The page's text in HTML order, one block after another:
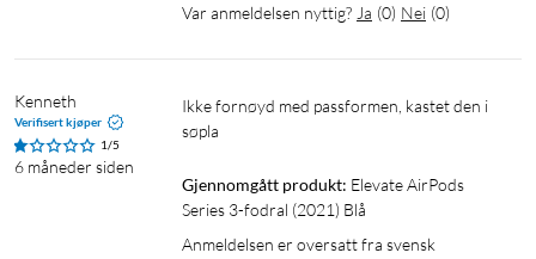
Var anmeldelsen nyttig? Ja (0) Nei (0)
Kenneth
Verifisert kjøper
1/5
6 måneder siden
Ikke fornøyd med passformen, kastet den i
søpla
Gjennomgått produkt: Elevate AirPods
Series 3-fodral (2021) Blå
Anmeldelsen er oversatt fra svensk